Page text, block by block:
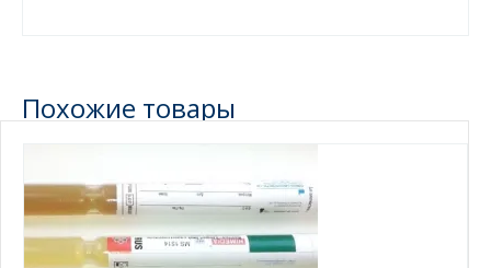
Похожие товары